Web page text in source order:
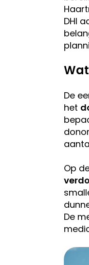
DHI
De
het
Op
De